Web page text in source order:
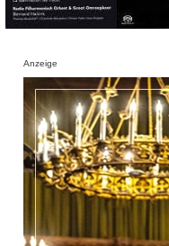
Anzeige